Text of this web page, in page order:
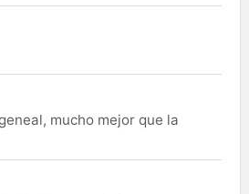
mucho mejor que la